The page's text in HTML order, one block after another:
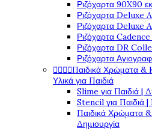
Ριζόχαρτα 90X90
Ριζόχαρτα Deluxe
Ριζόχαρτα Deluxe
Ριζόχαρτα
Ριζόχαρτα DR
Ριζόχαρτα
Παιδικά Χρώματα &
Υλικά για Παιδιά
Slime για Παιδιά |
Stencil για Παιδιά |
Παιδικά Χρώματα &
Δημιουργία